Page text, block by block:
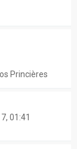
Princières
01:41